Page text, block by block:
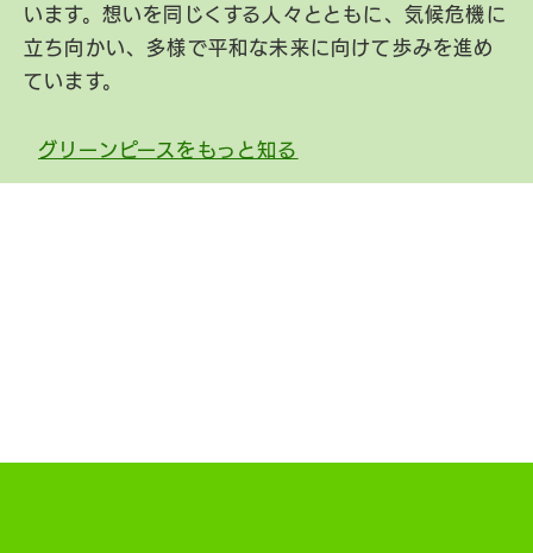
います。想いを同じくする人々とともに、気候危機に
立ち向かい、多様で平和な未来に向けて歩みを進め
ています。
グリーンピースをもっと知る